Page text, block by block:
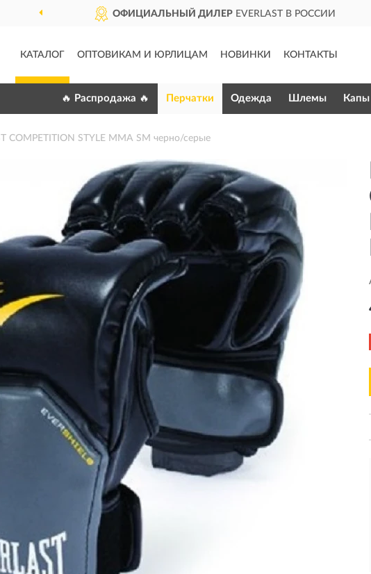
ОФИЦИАЛЬНЫЙ ДИЛЕР EVERLAST В РОССИИ
КАТАЛОГ ОПТОВИКАМ И ЮРЛИЦАМ НОВИНКИ КОНТАКТЫ
🔥 Распродажа 🔥 Перчатки Одежда Шлемы Капы
COMPETITION STYLE MMA SM черно/серые